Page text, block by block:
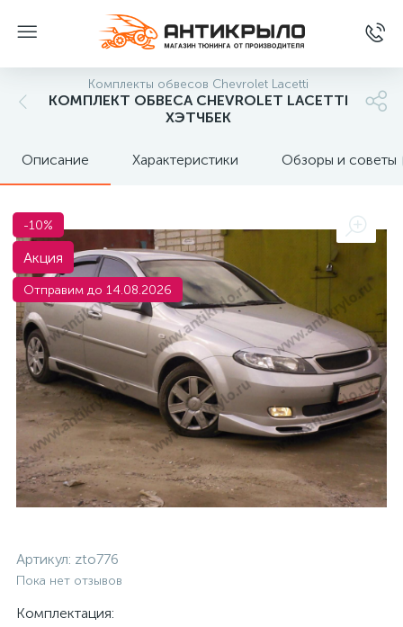
Комплекты обвесов Chevrolet Lacetti
КОМПЛЕКТ ОБВЕСА CHEVROLET LACETTI
ХЭТЧБЕК
Описание Характеристики Обзоры и советы
-10%
Акция
Отправим до 14.08.2026
Артикул: zto776
Пока нет отзывов
Комплектация: